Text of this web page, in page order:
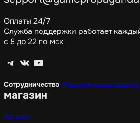
Оплаты 24/7
Служба поддержки работает
с 8 до 22 по мск
Telegram ВКонтакте YouTube
Сотрудничество @gamepropagandagang
магазин
Каталог